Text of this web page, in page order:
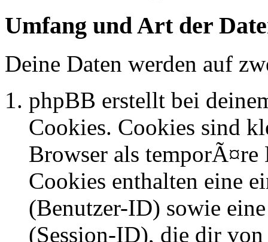
Umfang und Art der
Deine Daten werden auf
phpBB erstellt bei
Cookies. Cookies sind
Browser als temporÃ¤re
Cookies enthalten eine
(Benutzer-ID) sowie
(Session-ID), die dir